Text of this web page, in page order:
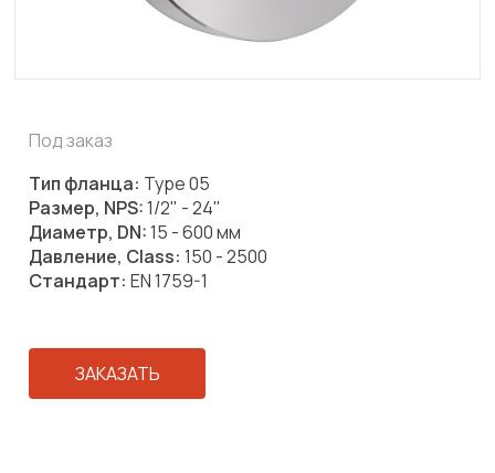
Под заказ
Тип фланца: Type 05
Размер, NPS:1/2" - 24"
Диаметр, DN:15 - 600 мм
Давление, Class:150 - 2500
Стандарт: EN 1759-1
ЗАКАЗАТЬ